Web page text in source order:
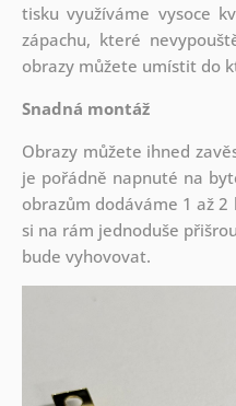
tisku využíváme vysoce
zápachu, které
obrazy můžete umístit do
Snadná montáž
Obrazy můžete ihned
je pořádně napnuté na
obrazům dodáváme 1 až
si na rám jednoduše
bude vyhovovat.